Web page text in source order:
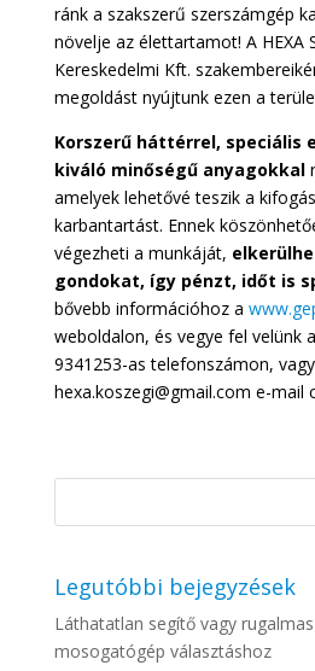
ránk a szakszerű szerszámgép
növelje az élettartamot! A HEXA
Kereskedelmi Kft.
megoldást nyújtunk ezen a
Korszerű háttérrel, speciális
kiváló minőségű anyagokkal
amelyek lehetővé teszik a
karbantartást. Ennek
végezheti a munkáját,
gondokat, így pénzt, időt is
bővebb információhoz a
weboldalon, és vegye fel velünk
9341253-as telefonszámon,
hexa.koszegi@gmail.com e-mail
Legutóbbi bejegyzések
Láthatatlan segítő vagy
mosogatógép választáshoz